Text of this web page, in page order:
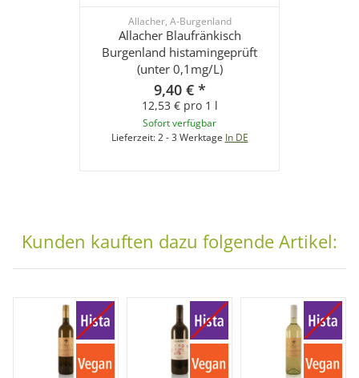
Allacher, A-Burgenland
Allacher Blaufränkisch
Burgenland histamingeprüft
(unter 0,1mg/L)
9,40 € *
12,53 € pro 1 l
Sofort verfügbar
Lieferzeit:2 - 3 Werktage In DE
Kunden kauften dazu folgende Artikel: